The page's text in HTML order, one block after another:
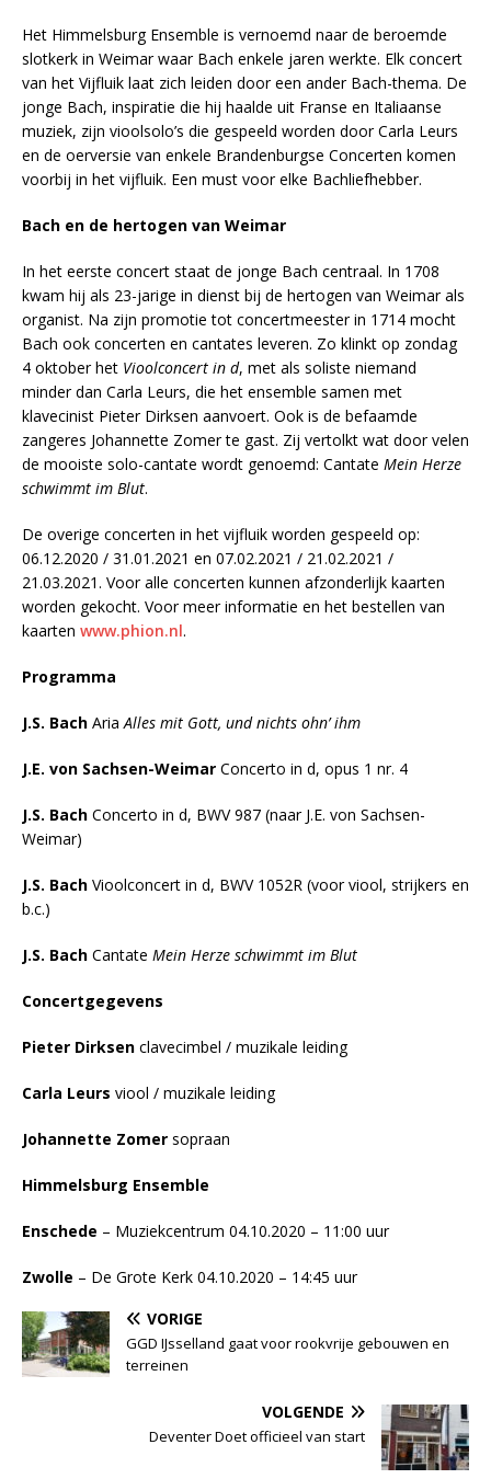
Het Himmelsburg Ensemble is vernoemd naar de beroemde
slotkerk in Weimar waar Bach enkele jaren werkte. Elk concert
van het Vijfluik laat zich leiden door een ander Bach-thema. De
jonge Bach, inspiratie die hij haalde uit Franse en Italiaanse
muziek, zijn vioolsolo’s die gespeeld worden door Carla Leurs
en de oerversie van enkele Brandenburgse Concerten komen
voorbij in het vijfluik. Een must voor elke Bachliefhebber.
Bach en de hertogen van Weimar
In het eerste concert staat de jonge Bach centraal. In 1708
kwam hij als 23-jarige in dienst bij de hertogen van Weimar als
organist. Na zijn promotie tot concertmeester in 1714 mocht
Bach ook concerten en cantates leveren. Zo klinkt op zondag
4 oktober het Vioolconcert in d, met als soliste niemand
minder dan Carla Leurs, die het ensemble samen met
klavecinist Pieter Dirksen aanvoert. Ook is de befaamde
zangeres Johannette Zomer te gast. Zij vertolkt wat door velen
de mooiste solo-cantate wordt genoemd: Cantate Mein Herze
schwimmt im Blut.
De overige concerten in het vijfluik worden gespeeld op:
06.12.2020 / 31.01.2021 en 07.02.2021 / 21.02.2021 /
21.03.2021. Voor alle concerten kunnen afzonderlijk kaarten
worden gekocht. Voor meer informatie en het bestellen van
kaarten www.phion.nl.
Programma
J.S. Bach Aria Alles mit Gott, und nichts ohn’ ihm
J.E. von Sachsen-Weimar Concerto in d, opus 1 nr. 4
J.S. Bach Concerto in d, BWV 987 (naar J.E. von Sachsen-
Weimar)
J.S. Bach Vioolconcert in d, BWV 1052R (voor viool, strijkers en
b.c.)
J.S. Bach Cantate Mein Herze schwimmt im Blut
Concertgegevens
Pieter Dirksen clavecimbel / muzikale leiding
Carla Leurs viool / muzikale leiding
Johannette Zomer sopraan
Himmelsburg Ensemble
Enschede – Muziekcentrum 04.10.2020 – 11:00 uur
Zwolle – De Grote Kerk 04.10.2020 – 14:45 uur
VORIGE
GGD IJsselland gaat voor rookvrije gebouwen en
terreinen
VOLGENDE
Deventer Doet officieel van start